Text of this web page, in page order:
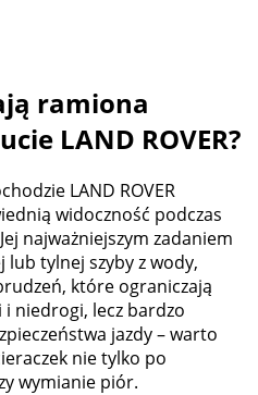
ramiona
LAND ROVER?
LAND ROVER
widoczność podczas
najważniejszym zadaniem
lub tylnej szyby z wody,
które ograniczają
niedrogi, lecz bardzo
jazdy – warto
nie tylko po
wymianie piór.